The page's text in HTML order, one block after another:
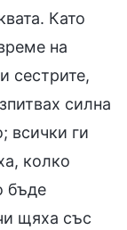
Като
на
сестрите,
силна
всички ги
колко
бъде
щяха със